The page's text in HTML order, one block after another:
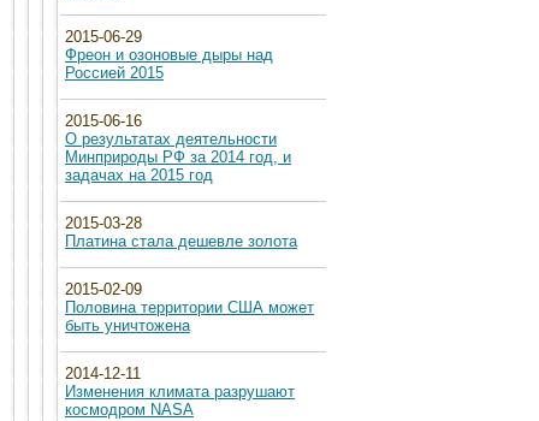
2015-06-29
Фреон и озоновые дыры над
Россией 2015
2015-06-16
О результатах деятельности
Минприроды РФ за 2014 год, и
задачах на 2015 год
2015-03-28
Платина стала дешевле золота
2015-02-09
Половина территории США может
быть уничтожена
2014-12-11
Изменения климата разрушают
космодром NASA